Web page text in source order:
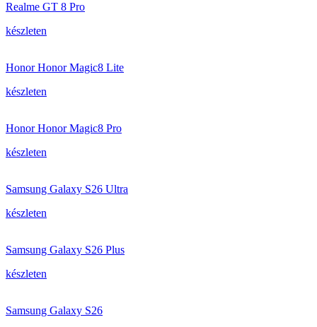
Realme GT 8 Pro
készleten
Honor Honor Magic8 Lite
készleten
Honor Honor Magic8 Pro
készleten
Samsung Galaxy S26 Ultra
készleten
Samsung Galaxy S26 Plus
készleten
Samsung Galaxy S26